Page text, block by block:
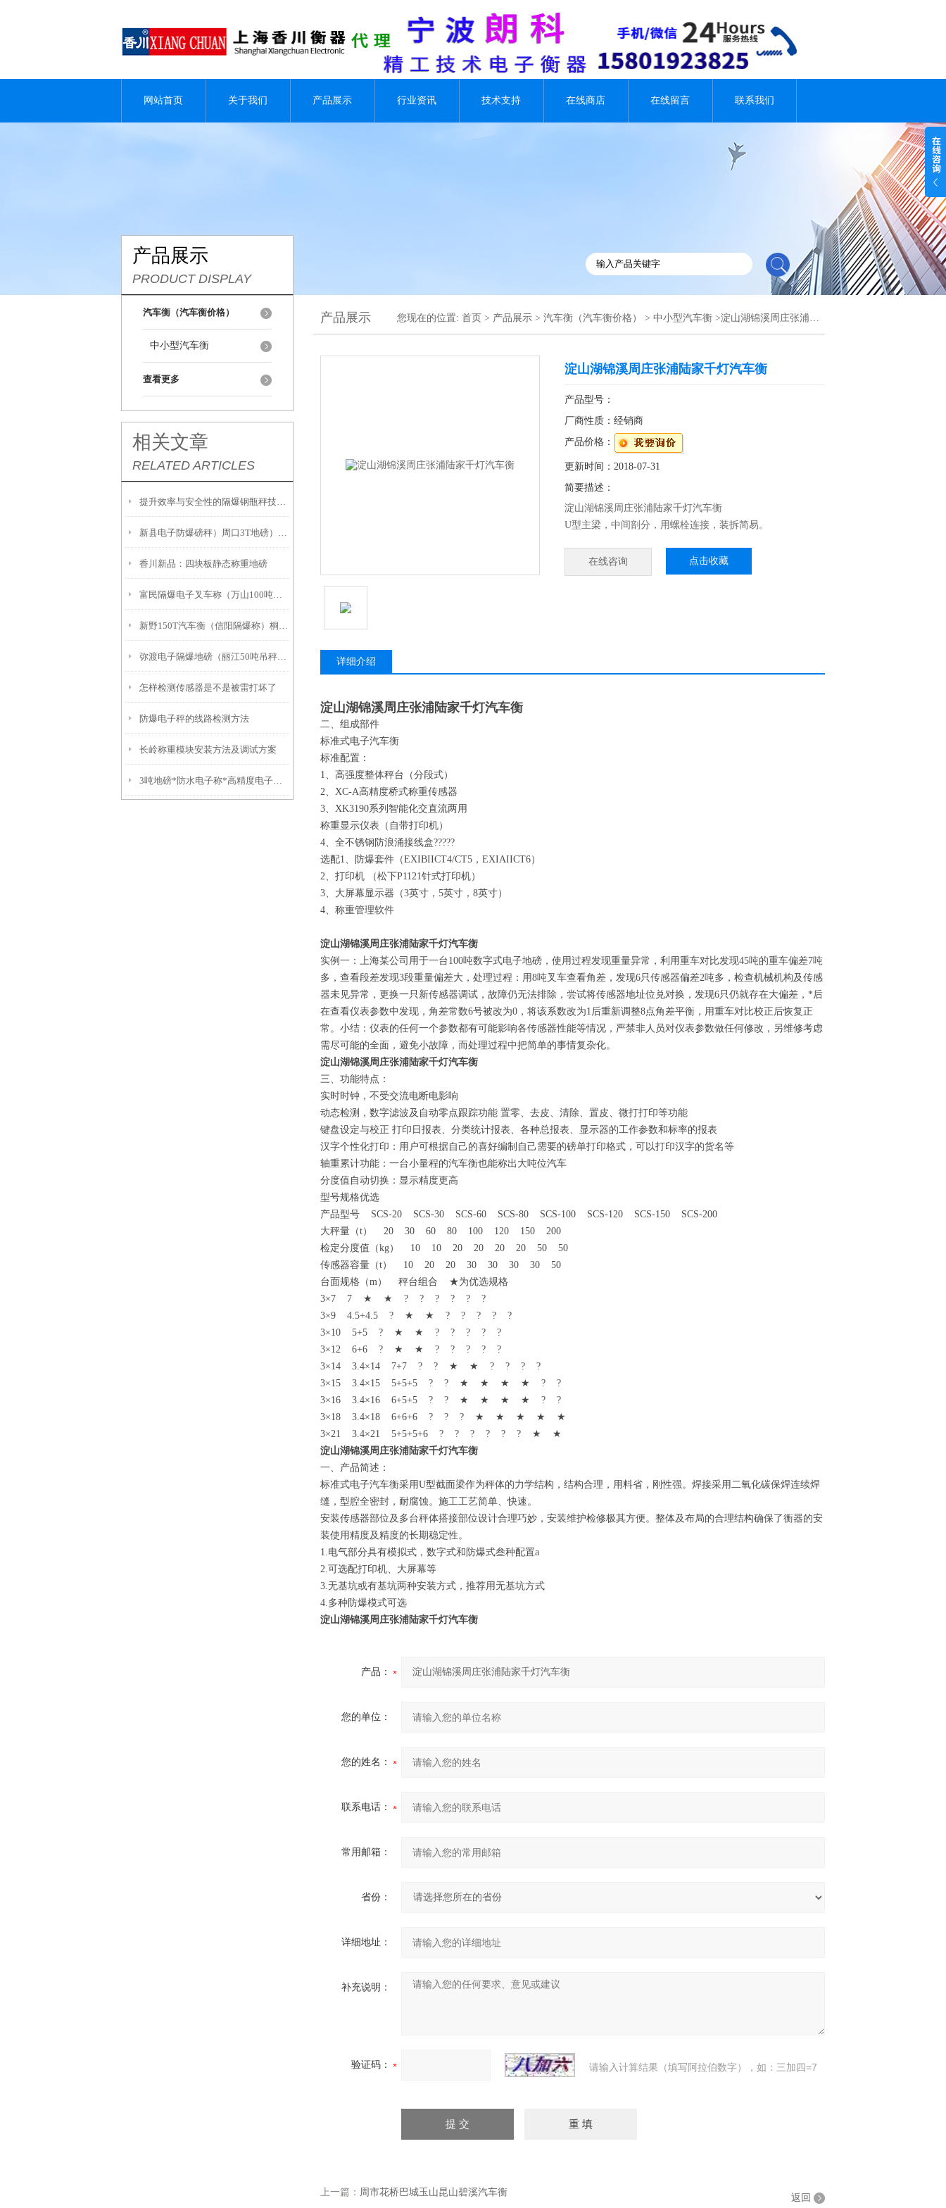
网站首页 关于我们 产品展示 行业资讯 技术支持 在线商店 在线留言 联系我们
产品展示
PRODUCT DISPLAY
汽车衡（汽车衡价格）
中小型汽车衡
查看更多
相关文章
RELATED ARTICLES
提升效率与安全性的隔爆钢瓶秤技术解析
新县电子防爆磅秤）周口3T地磅）息县隔爆桌秤注意事項:
香川新品：四块板静态称重地磅
富民隔爆电子叉车称（万山100吨吊秤）册亨2吨地磅
新野150T汽车衡（信阳隔爆称）桐柏20吨汽车衡故障维修解决方案：
弥渡电子隔爆地磅（丽江50吨吊秤）福贡10吨汽车衡）红塔挂钩称
怎样检测传感器是不是被雷打坏了
防爆电子秤的线路检测方法
长岭称重模块安装方法及调试方案
3吨地磅*防水电子称*高精度电子称*不锈钢叉车秤
产品展示 您现在的位置: 首页 > 产品展示 > 汽车衡（汽车衡价格） > 中小型汽车衡 >淀山湖锦溪周庄张浦陆家千灯汽车衡
淀山湖锦溪周庄张浦陆家千灯汽车衡
产品型号：
厂商性质：经销商
产品价格：
更新时间：2018-07-31
简要描述：
淀山湖锦溪周庄张浦陆家千灯汽车衡
U型主梁，中间剖分，用螺栓连接，装拆简易。
接线盒内置，美观大方；
采用U形冷弯型钢组焊,秤体强度高；
在线咨询 点击收藏
详细介绍
淀山湖锦溪周庄张浦陆家千灯汽车衡
二、组成部件
标准式电子汽车衡
标准配置：
1、高强度整体秤台（分段式）
2、XC-A高精度桥式称重传感器
3、XK3190系列智能化交直流两用
称重显示仪表（自带打印机）
4、全不锈钢防浪涌接线盒?????
选配1、防爆套件（EXIBIICT4/CT5，EXIAIICT6）
2、打印机 （松下P1121针式打印机）
3、大屏幕显示器（3英寸，5英寸，8英寸）
4、称重管理软件
淀山湖锦溪周庄张浦陆家千灯汽车衡
实例一：上海某公司用于一台100吨数字式电子地磅，使用过程发现重量异常，利用重车对比发现45吨的重车偏差7吨
多，查看段差发现3段重量偏差大，处理过程：用8吨叉车查看角差，发现6只传感器偏差2吨多，检查机械机构及传感
器未见异常，更换一只新传感器调试，故障仍无法排除，尝试将传感器地址位兑对换，发现6只仍就存在大偏差，*后
在查看仪表参数中发现，角差常数6号被改为0，将该系数改为1后重新调整8点角差平衡，用重车对比校正后恢复正
常。小结：仪表的任何一个参数都有可能影响各传感器性能等情况，严禁非人员对仪表参数做任何修改，另维修考虑
需尽可能的全面，避免小故障，而处理过程中把简单的事情复杂化。
淀山湖锦溪周庄张浦陆家千灯汽车衡
三、功能特点：
实时时钟，不受交流电断电影响
动态检测，数字滤波及自动零点跟踪功能 置零、去皮、清除、置皮、微打打印等功能
键盘设定与校正 打印日报表、分类统计报表、各种总报表、显示器的工作参数和标率的报表
汉字个性化打印：用户可根据自己的喜好编制自己需要的磅单打印格式，可以打印汉字的货名等
轴重累计功能：一台小量程的汽车衡也能称出大吨位汽车
分度值自动切换：显示精度更高
型号规格优选
产品型号 SCS-20 SCS-30 SCS-60 SCS-80 SCS-100 SCS-120 SCS-150 SCS-200
大秤量（t） 20 30 60 80 100 120 150 200
检定分度值（kg） 10 10 20 20 20 20 50 50
传感器容量（t） 10 20 20 30 30 30 30 50
台面规格（m） 秤台组合 ★为优选规格
3×7 7 ★ ★ ? ? ? ? ? ?
3×9 4.5+4.5 ? ★ ★ ? ? ? ? ?
3×10 5+5 ? ★ ★ ? ? ? ? ?
3×12 6+6 ? ★ ★ ? ? ? ? ?
3×14 3.4×14 7+7 ? ? ★ ★ ? ? ? ?
3×15 3.4×15 5+5+5 ? ? ★ ★ ★ ★ ? ?
3×16 3.4×16 6+5+5 ? ? ★ ★ ★ ★ ? ?
3×18 3.4×18 6+6+6 ? ? ? ★ ★ ★ ★ ★
3×21 3.4×21 5+5+5+6 ? ? ? ? ? ? ★ ★
淀山湖锦溪周庄张浦陆家千灯汽车衡
一、产品简述：
标准式电子汽车衡采用U型截面梁作为秤体的力学结构，结构合理，用料省，刚性强。焊接采用二氧化碳保焊连续焊
缝，型腔全密封，耐腐蚀。施工工艺简单、快速。
安装传感器部位及多台秤体搭接部位设计合理巧妙，安装维护检修极其方便。整体及布局的合理结构确保了衡器的安
装使用精度及精度的长期稳定性。
1.电气部分具有模拟式，数字式和防爆式叁种配置a
2.可选配打印机、大屏幕等
3.无基坑或有基坑两种安装方式，推荐用无基坑方式
4.多种防爆模式可选
淀山湖锦溪周庄张浦陆家千灯汽车衡
产品：
您的单位：
您的姓名：
联系电话：
常用邮箱：
省份：
详细地址：
补充说明：
验证码： 请输入计算结果（填写阿拉伯数字），如：三加四=7
上一篇： 周市花桥巴城玉山昆山碧溪汽车衡
返回